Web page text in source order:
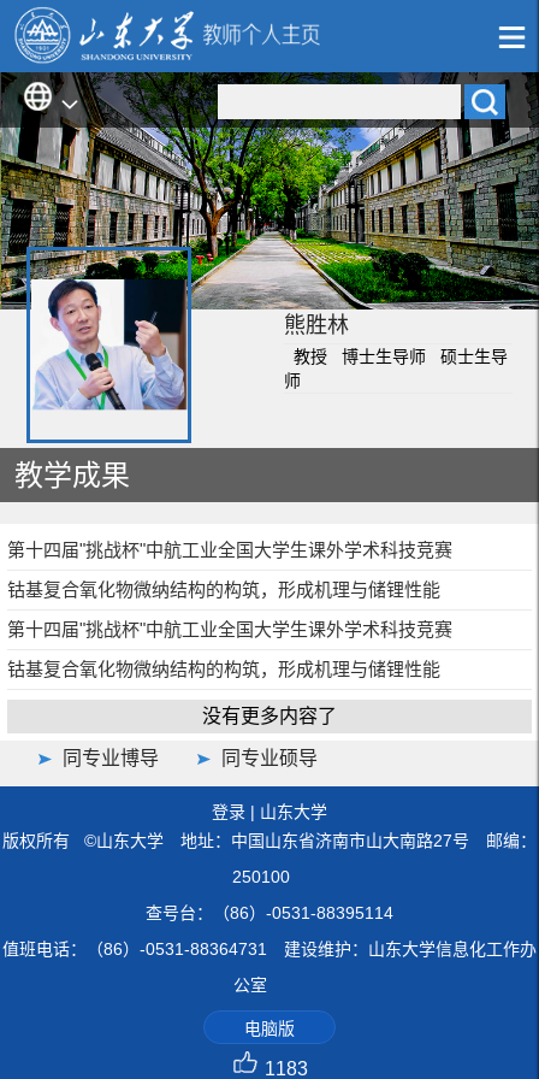
熊胜林
教授 博士生导师 硕士生导
师
教学成果
第十四届"挑战杯"中航工业全国大学生课外学术科技竞赛
钴基复合氧化物微纳结构的构筑，形成机理与储锂性能
第十四届"挑战杯"中航工业全国大学生课外学术科技竞赛
钴基复合氧化物微纳结构的构筑，形成机理与储锂性能
没有更多内容了
同专业博导 同专业硕导
登录 | 山东大学
版权所有 ©山东大学 地址：中国山东省济南市山大南路27号 邮编：
250100
查号台：（86）-0531-88395114
值班电话：（86）-0531-88364731 建设维护：山东大学信息化工作办
公室
电脑版
1183